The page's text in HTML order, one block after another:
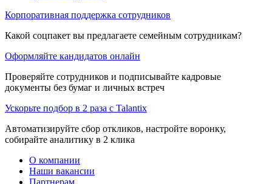
Корпоративная поддержка сотрудников
Какой соцпакет вы предлагаете семейным сотрудникам?
Оформляйте кандидатов онлайн
Проверяйте сотрудников и подписывайте кадровые
документы без бумаг и личных встреч
Ускорьте подбор в 2 раза с Talantix
Автоматизируйте сбор откликов, настройте воронку,
собирайте аналитику в 2 клика
О компании
Наши вакансии
Партнерам